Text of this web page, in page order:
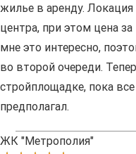
жилье в аренду.
центра, при этом цена
мне это интересно,
во второй очереди.
стройплощадке, пока
предполагал.
ЖК "Метрополия"